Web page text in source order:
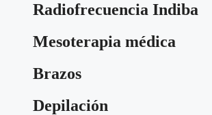
Radiofrecuencia Indiba
Mesoterapia médica
Brazos
Depilación